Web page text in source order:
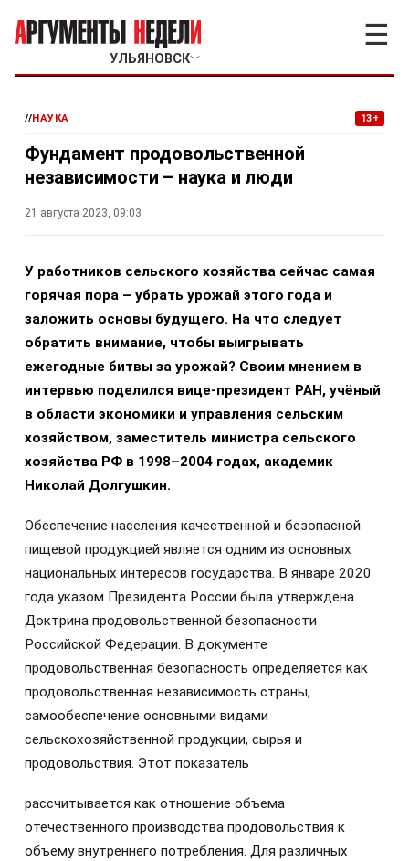
УЛЬЯНОВСК﹀
☰
//НАУКА 13+
Фундамент продовольственной
независимости – наука и люди
21 августа 2023, 09:03
У работников сельского хозяйства сейчас самая
горячая пора – убрать урожай этого года и
заложить основы будущего. На что следует
обратить внимание, чтобы выигрывать
ежегодные битвы за урожай? Своим мнением в
интервью поделился вице-президент РАН, учёный
в области экономики и управления сельским
хозяйством, заместитель министра сельского
хозяйства РФ в 1998–2004 годах, академик
Николай Долгушкин.
Обеспечение населения качественной и безопасной
пищевой продукцией является одним из основных
национальных интересов государства. В январе 2020
года указом Президента России была утверждена
Доктрина продовольственной безопасности
Российской Федерации. В документе
продовольственная безопасность определяется как
продовольственная независимость страны,
самообеспечение основными видами
сельскохозяйственной продукции, сырья и
продовольствия. Этот показатель
рассчитывается как отношение объема
отечественного производства продовольствия к
объему внутреннего потребления. Для различных